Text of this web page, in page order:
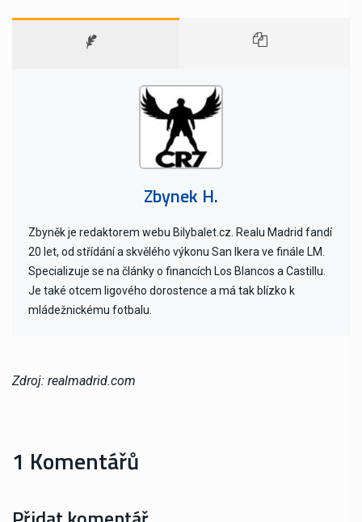
Zbynek H.
Zbyněk je redaktorem webu Bilybalet.cz. Realu Madrid fandí
20 let, od střídání a skvělého výkonu San Ikera ve finále LM.
Specializuje se na články o financích Los Blancos a Castillu.
Je také otcem ligového dorostence a má tak blízko k
mládežnickému fotbalu.
Zdroj: realmadrid.com
1 Komentářů